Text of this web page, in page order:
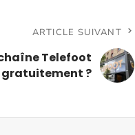
ARTICLE SUIVANT
Telefoot
gratuitement ?